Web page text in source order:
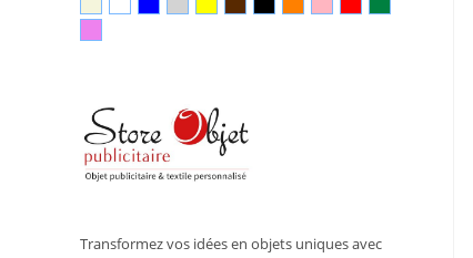
Transformez vos idées en objets uniques avec